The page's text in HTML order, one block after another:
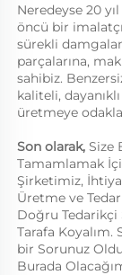
Neredeyse 20
öncü bir
sürekli
parçalarına,
sahibiz.
kaliteli,
üretmeye
Son olarak, Size
Tamamlamak
Şirketimiz,
Üretme ve
Doğru Tedarikçi
Tarafa Koyalım.
bir Sorunuz
Burada